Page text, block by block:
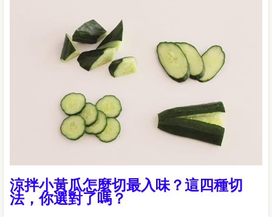
涼拌小黃瓜怎麼切最入味？這四種切
法，你選對了嗎？